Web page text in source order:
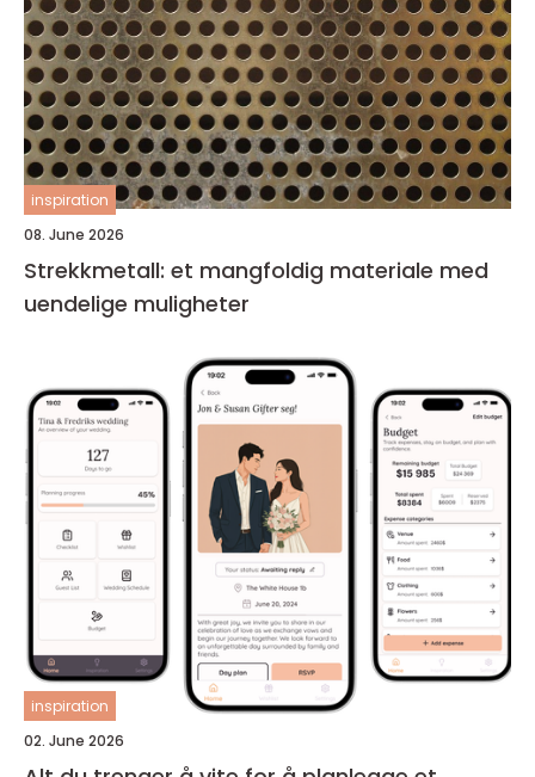
inspiration
08. June 2026
Strekkmetall: et mangfoldig materiale med
uendelige muligheter
inspiration
02. June 2026